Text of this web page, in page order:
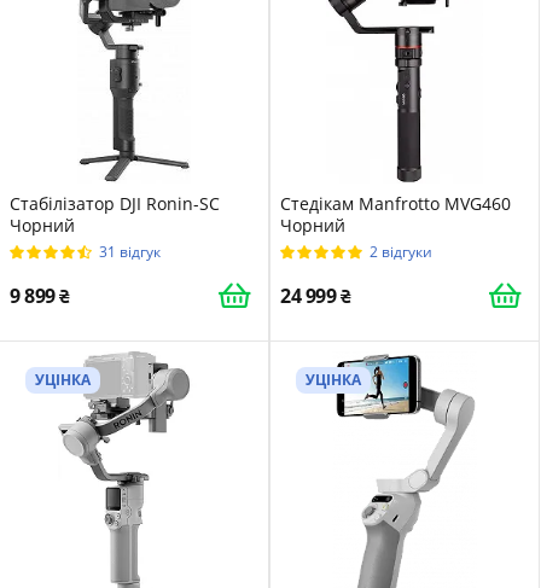
Стабілізатор DJI Ronin-SC
Чорний
31 відгук
9 899
Стедікам Manfrotto MVG460
Чорний
2 відгуки
24 999
УЦІНКА УЦІНКА